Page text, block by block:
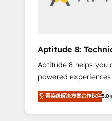
grandes expertises sont : ➤
synchronisation API,
La création de sites
qui transforment les
opportunités d'affaires ➤ La mise en
de stratégies
SEA, inbound,
Aptitude 8:
Deployment
Aptitude 8 helps you
powered
teams. We build
orchestrate
tech stack. Aptitude 8 is trusted by top
菁英级解决方案合作伙伴5.0